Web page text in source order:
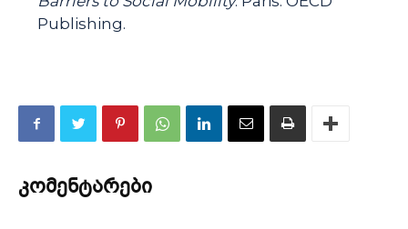
Publishing.
კომენტარები